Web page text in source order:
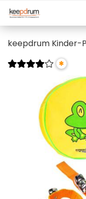
keepdrum Kinder-
*